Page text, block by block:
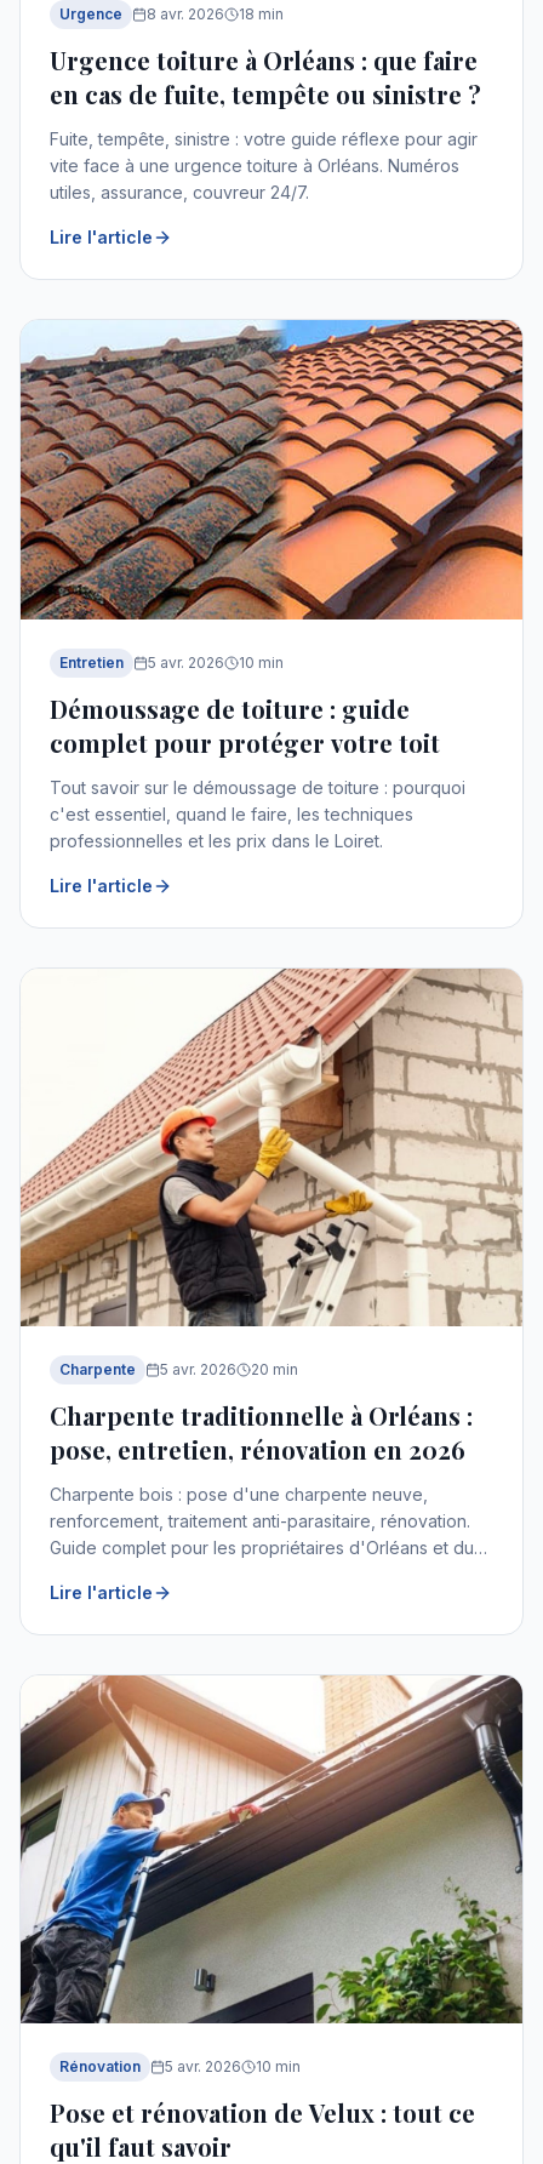
Urgence 8 avr. 2026 18 min
Urgence toiture à Orléans : que faire
en cas de fuite, tempête ou sinistre ?
Fuite, tempête, sinistre : votre guide réflexe pour agir
vite face à une urgence toiture à Orléans. Numéros
utiles, assurance, couvreur 24/7.
Lire l'article
Entretien 5 avr. 2026 10 min
Démoussage de toiture : guide
complet pour protéger votre toit
Tout savoir sur le démoussage de toiture : pourquoi
c'est essentiel, quand le faire, les techniques
professionnelles et les prix dans le Loiret.
Lire l'article
Charpente 5 avr. 2026 20 min
Charpente traditionnelle à Orléans :
pose, entretien, rénovation en 2026
Charpente bois : pose d'une charpente neuve,
renforcement, traitement anti-parasitaire, rénovation.
Guide complet pour les propriétaires d'Orléans et du
Lire l'article
Rénovation 5 avr. 2026 10 min
Pose et rénovation de Velux : tout ce
qu'il faut savoir